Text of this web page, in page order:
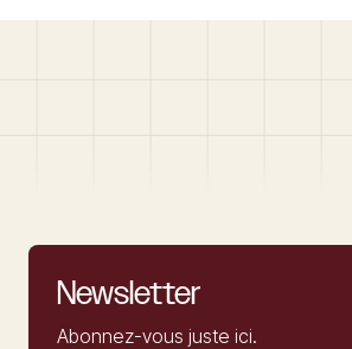
Newsletter
Abonnez-vous juste ici.